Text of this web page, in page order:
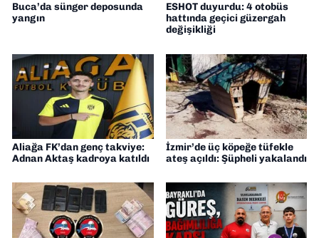
Buca’da sünger deposunda
yangın
ESHOT duyurdu: 4 otobüs
hattında geçici güzergah
değişikliği
Aliağa FK’dan genç takviye:
Adnan Aktaş kadroya katıldı
İzmir’de üç köpeğe tüfekle
ateş açıldı: Şüpheli yakalandı